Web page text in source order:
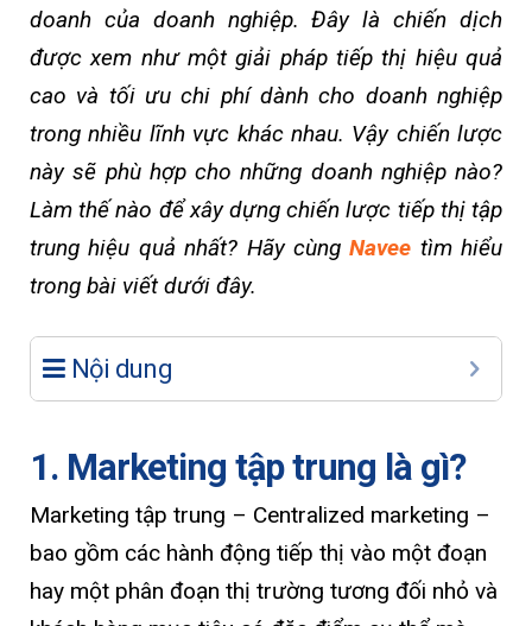
doanh của doanh nghiệp. Đây là chiến dịch
được xem như một giải pháp tiếp thị hiệu quả
cao và tối ưu chi phí dành cho doanh nghiệp
trong nhiều lĩnh vực khác nhau. Vậy chiến lược
này sẽ phù hợp cho những doanh nghiệp nào?
Làm thế nào để xây dựng chiến lược tiếp thị tập
trung hiệu quả nhất? Hãy cùngNavee tìm hiểu
trong bài viết dưới đây.
Nội dung
1. Marketing tập trung là gì?
Marketing tập trung – Centralized marketing –
bao gồm các hành động tiếp thị vào một đoạn
hay một phân đoạn thị trường tương đối nhỏ và